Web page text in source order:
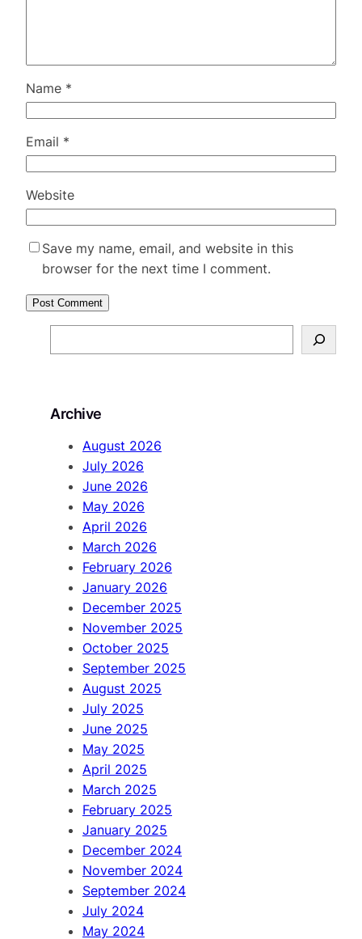
Name *
Email *
Website
Save my name, email, and website in this
browser for the next time I comment.
e
c
Archive
August 2026
July 2026
June 2026
May 2026
April 2026
March 2026
February 2026
January 2026
December 2025
November 2025
October 2025
September 2025
August 2025
July 2025
June 2025
May 2025
April 2025
March 2025
February 2025
January 2025
December 2024
November 2024
September 2024
July 2024
May 2024